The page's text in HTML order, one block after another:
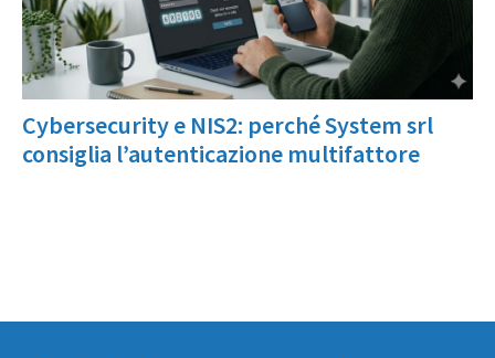
Cybersecurity e NIS2: perché System srl
consiglia l’autenticazione multifattore